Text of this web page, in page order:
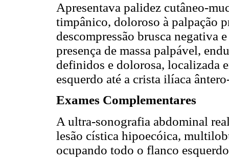
Apresentava palidez cutâneo-
timpânico, doloroso à palpação
descompressão brusca negativa
presença de massa palpável,
definidos e dolorosa, localizada
esquerdo até a crista ilíaca
Exames Complementares
A ultra-sonografia abdominal
lesão cística hipoecóica,
ocupando todo o flanco